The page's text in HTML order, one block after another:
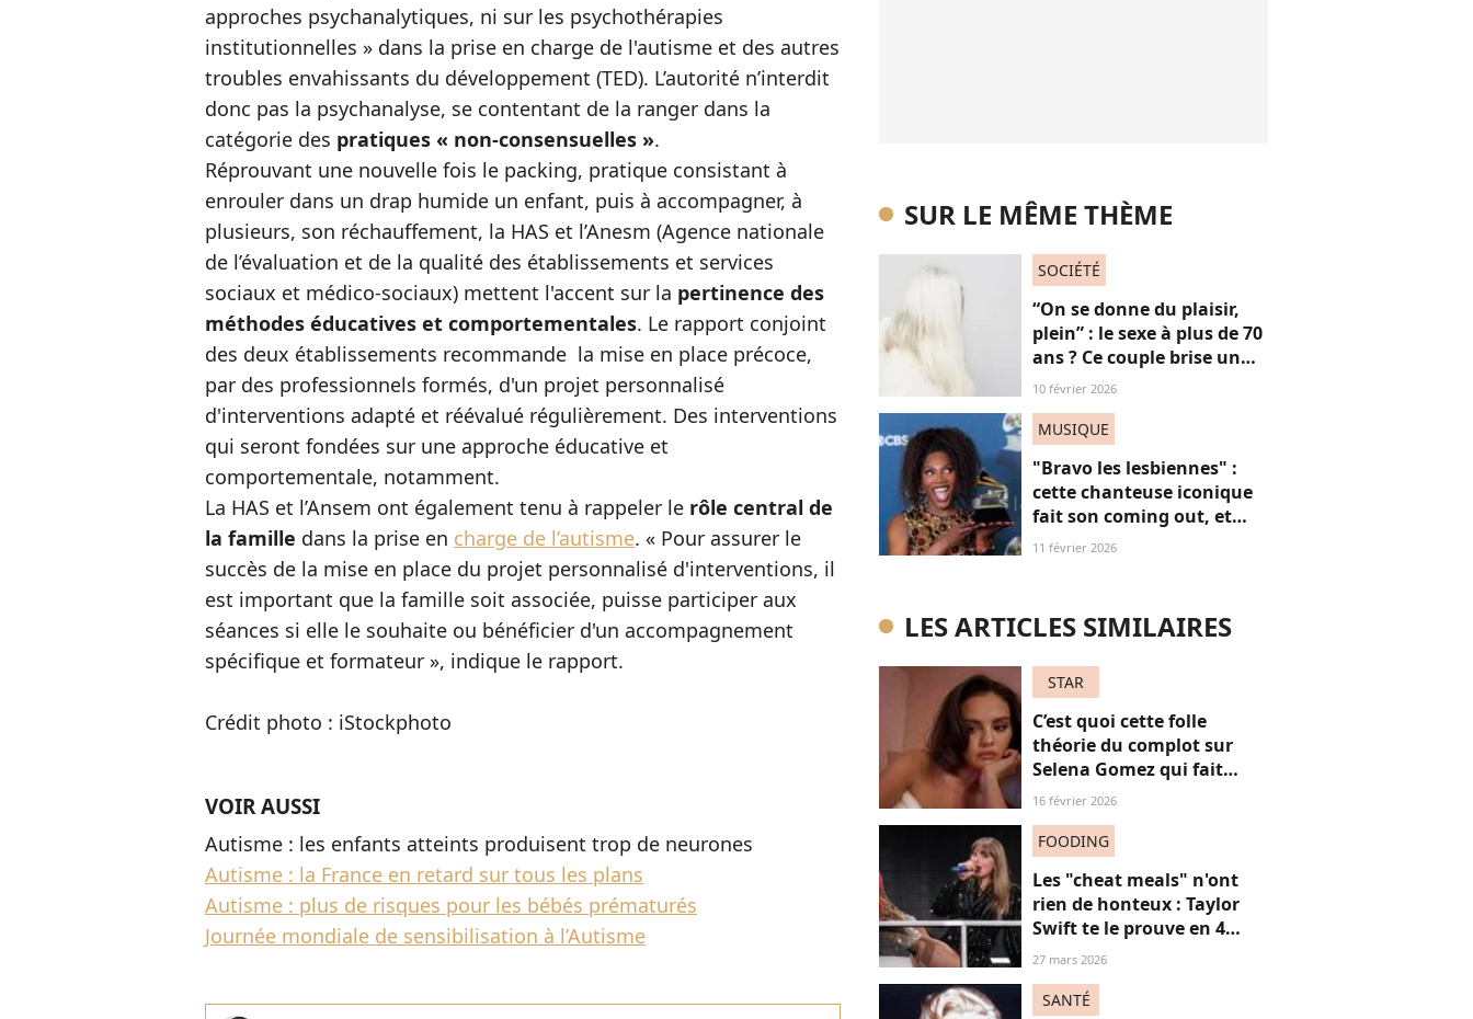
approches psychanalytiques, ni sur les psychothérapies
institutionnelles » dans la prise en charge de l'autisme et des autres
troubles envahissants du développement (TED). L’autorité n’interdit
donc pas la psychanalyse, se contentant de la ranger dans la
catégorie des pratiques « non-consensuelles ».
Réprouvant une nouvelle fois le packing, pratique consistant à
enrouler dans un drap humide un enfant, puis à accompagner, à
plusieurs, son réchauffement, la HAS et l’Anesm (Agence nationale
de l’évaluation et de la qualité des établissements et services
sociaux et médico-sociaux) mettent l'accent sur la pertinence des
méthodes éducatives et comportementales. Le rapport conjoint
des deux établissements recommande la mise en place précoce,
par des professionnels formés, d'un projet personnalisé
d'interventions adapté et réévalué régulièrement. Des interventions
qui seront fondées sur une approche éducative et
comportementale, notamment.
La HAS et l’Ansem ont également tenu à rappeler le rôle central de
la famille dans la prise en charge de l’autisme. « Pour assurer le
succès de la mise en place du projet personnalisé d'interventions, il
est important que la famille soit associée, puisse participer aux
séances si elle le souhaite ou bénéficier d'un accompagnement
spécifique et formateur », indique le rapport.
Crédit photo : iStockphoto
VOIR AUSSI
Autisme : les enfants atteints produisent trop de neurones
Autisme : la France en retard sur tous les plans
Autisme : plus de risques pour les bébés prématurés
Journée mondiale de sensibilisation à l’Autisme
SUR LE MÊME THÈME
SOCIÉTÉ
“On se donne du plaisir,
plein” : le sexe à plus de 70
ans ? Ce couple brise un
non-dit sur ces images
10 février 2026
MUSIQUE
"Bravo les lesbiennes" :
cette chanteuse iconique
fait son coming out, et
non, on ne "s'en fout" pas
11 février 2026
LES ARTICLES SIMILAIRES
STAR
C’est quoi cette folle
théorie du complot sur
Selena Gomez qui fait
parler Internet ?
16 février 2026
FOODING
Les "cheat meals" n'ont
rien de honteux : Taylor
Swift te le prouve en 4
points, et tu ferais mieux
27 mars 2026
SANTÉ